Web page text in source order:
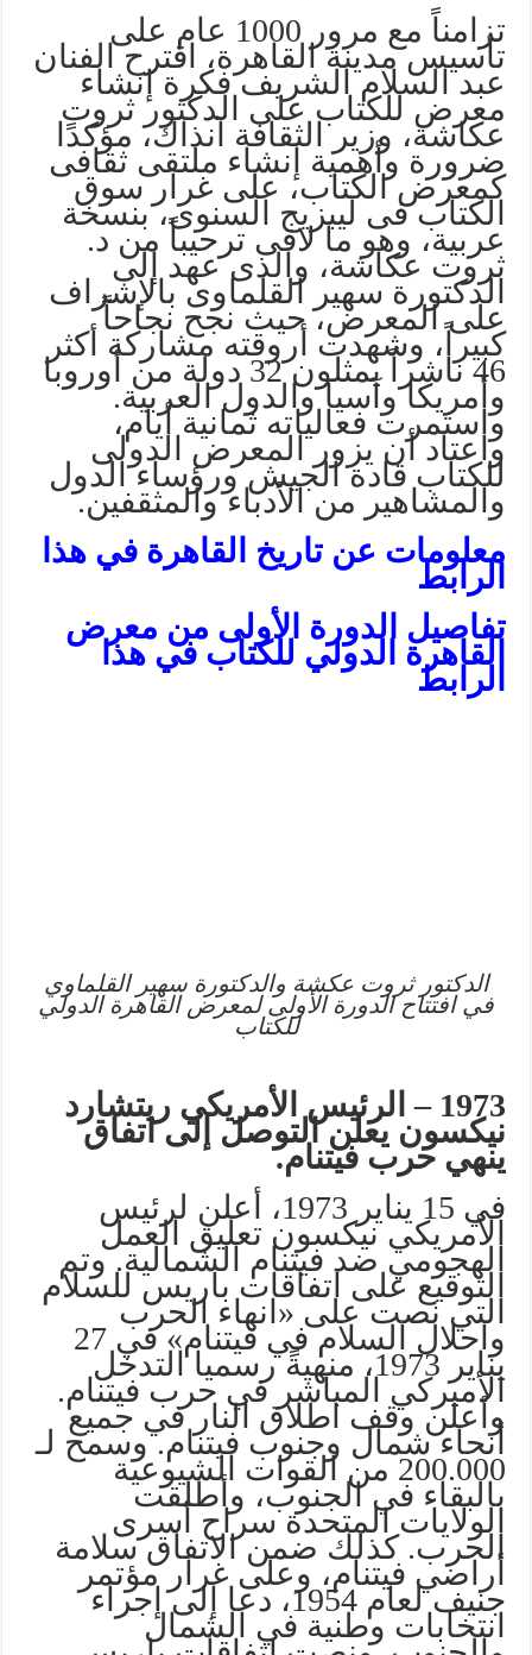
تزامناً مع مرور 1000 عام على
تأسيس مدينة القاهرة، اقترح الفنان
عبد السلام الشريف فكرة إنشاء
معرض للكتاب على الدكتور ثروت
عكاشة، وزير الثقافة آنذاك، مؤكدًا
ضرورة وأهمية إنشاء ملتقى ثقافى
كمعرض الكتاب، على غرار سوق
الكتاب فى ليبزيج السنوى، بنسخة
عربية، وهو ما لاقى ترحيباً من د.
ثروت عكاشة، والذى عهد إلى
الدكتورة سهير القلماوى بالإشراف
على المعرض، حيث نجح نجاحاً
كبيراً، وشهدت أروقته مشاركة أكثر
46 ناشراً يمثلون 32 دولة من أوروبا
وأمريكا وآسيا والدول العربية.
واستمرت فعالياته ثمانية أيام،
واعتاد أن يزور المعرض الدولى
للكتاب قادة الجيش ورؤساء الدول
والمشاهير من الأدباء والمثقفين.
معلومات عن تاريخ القاهرة في هذا
الرابط
تفاصيل الدورة الأولى من معرض
القاهرة الدولي للكتاب في هذا
الرابط
الدكتور ثروت عكشة والدكتورة سهير القلماوي
في افتتاح الدورة الأولى لمعرض القاهرة الدولي
للكتاب
1973 – الرئيس الأمريكي ريتشارد
نيكسون يعلن التوصل إلى اتفاق
ينهي حرب فيتنام.
في 15 يناير 1973، أعلن لرئيس
الأمريكي نيكسون تعليق العمل
الهجومي ضد فيتنام الشمالية. وتم
التوقيع على اتفاقات باريس للسلام
التي نصت على «انهاء الحرب
واحلال السلام في فيتنام» في 27
يناير 1973، منهيةً رسميا التدخل
الأميركي المباشر في حرب فيتنام.
وأعلن وقف اطلاق النار في جميع
أنحاء شمال وجنوب فيتنام. وسمح لـ
200.000 من القوات الشيوعية
بالبقاء في الجنوب، وأطلقت
الولايات المتحدة سراح أسرى
الحرب. كذلك ضمن الاتفاق سلامة
أراضي فيتنام، وعلى غرار مؤتمر
جنيف لعام 1954، دعا إلى إجراء
انتخابات وطنية في الشمال